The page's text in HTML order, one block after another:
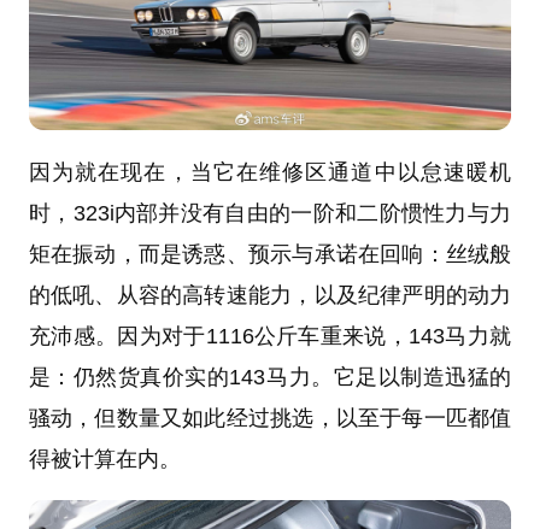
因为就在现在，当它在维修区通道中以怠速暖机
时，323i内部并没有自由的一阶和二阶惯性力与力
矩在振动，而是诱惑、预示与承诺在回响：丝绒般
的低吼、从容的高转速能力，以及纪律严明的动力
充沛感。因为对于1116公斤车重来说，143马力就
是：仍然货真价实的143马力。它足以制造迅猛的
骚动，但数量又如此经过挑选，以至于每一匹都值
得被计算在内。